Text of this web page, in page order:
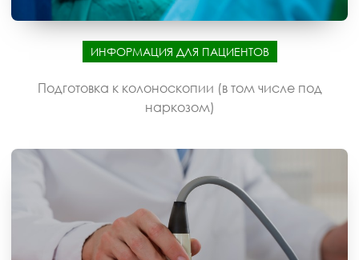
ИНФОРМАЦИЯ ДЛЯ ПАЦИЕНТОВ
Подготовка к колоноскопии (в том числе под
наркозом)